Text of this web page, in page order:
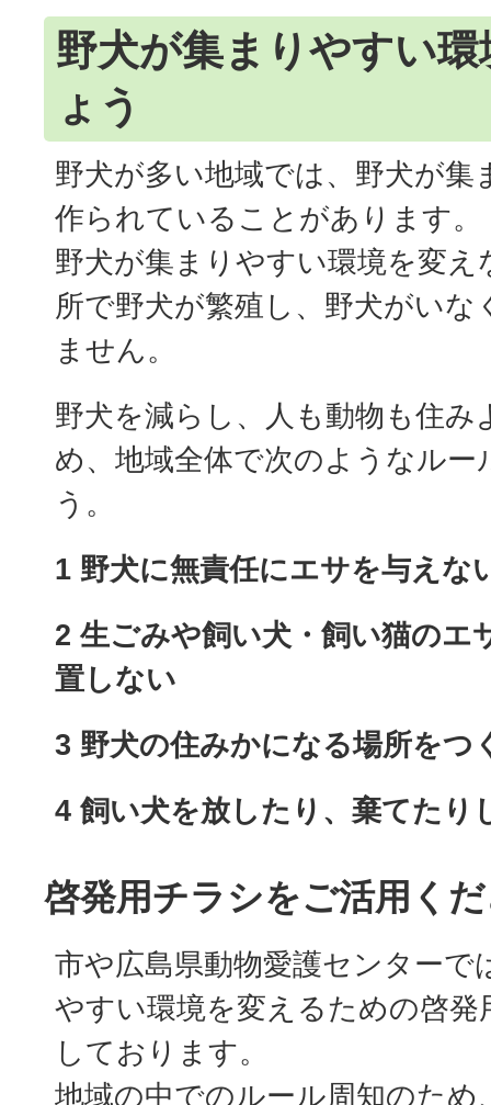
野犬が集まりやすい
ょう
野犬が多い地域では、野犬が集
作られていることがあります。
野犬が集まりやすい環境を変
所で野犬が繁殖し、野犬がい
ません。
野犬を減らし、人も動物も住み
め、地域全体で次のようなルー
う。
1 野犬に無責任にエサを与えな
2 生ごみや飼い犬・飼い猫のエ
置しない
3 野犬の住みかになる場所をつ
4 飼い犬を放したり、棄てたり
啓発用チラシをご活用く
市や広島県動物愛護センターで
やすい環境を変えるための啓発
しております。
地域の中でのルール周知のため